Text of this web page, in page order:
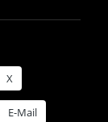
X
E-Mail